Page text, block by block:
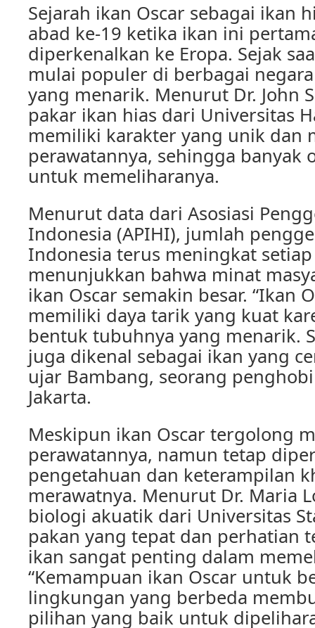
Sejarah ikan Oscar sebagai ikan
abad ke-19 ketika ikan ini
diperkenalkan ke Eropa. Sejak
mulai populer di berbagai
yang menarik. Menurut Dr. John
pakar ikan hias dari Universitas
memiliki karakter yang unik dan
perawatannya, sehingga banyak
untuk memeliharanya.
Menurut data dari Asosiasi
Indonesia (APIHI), jumlah
Indonesia terus meningkat
menunjukkan bahwa minat
ikan Oscar semakin besar. “Ikan
memiliki daya tarik yang kuat
bentuk tubuhnya yang menarik.
juga dikenal sebagai ikan yang
ujar Bambang, seorang
Jakarta.
Meskipun ikan Oscar tergolong
perawatannya, namun tetap
pengetahuan dan keterampilan
merawatnya. Menurut Dr. Maria
biologi akuatik dari Universitas
pakan yang tepat dan perhatian
ikan sangat penting dalam
“Kemampuan ikan Oscar untuk
lingkungan yang berbeda
pilihan yang baik untuk